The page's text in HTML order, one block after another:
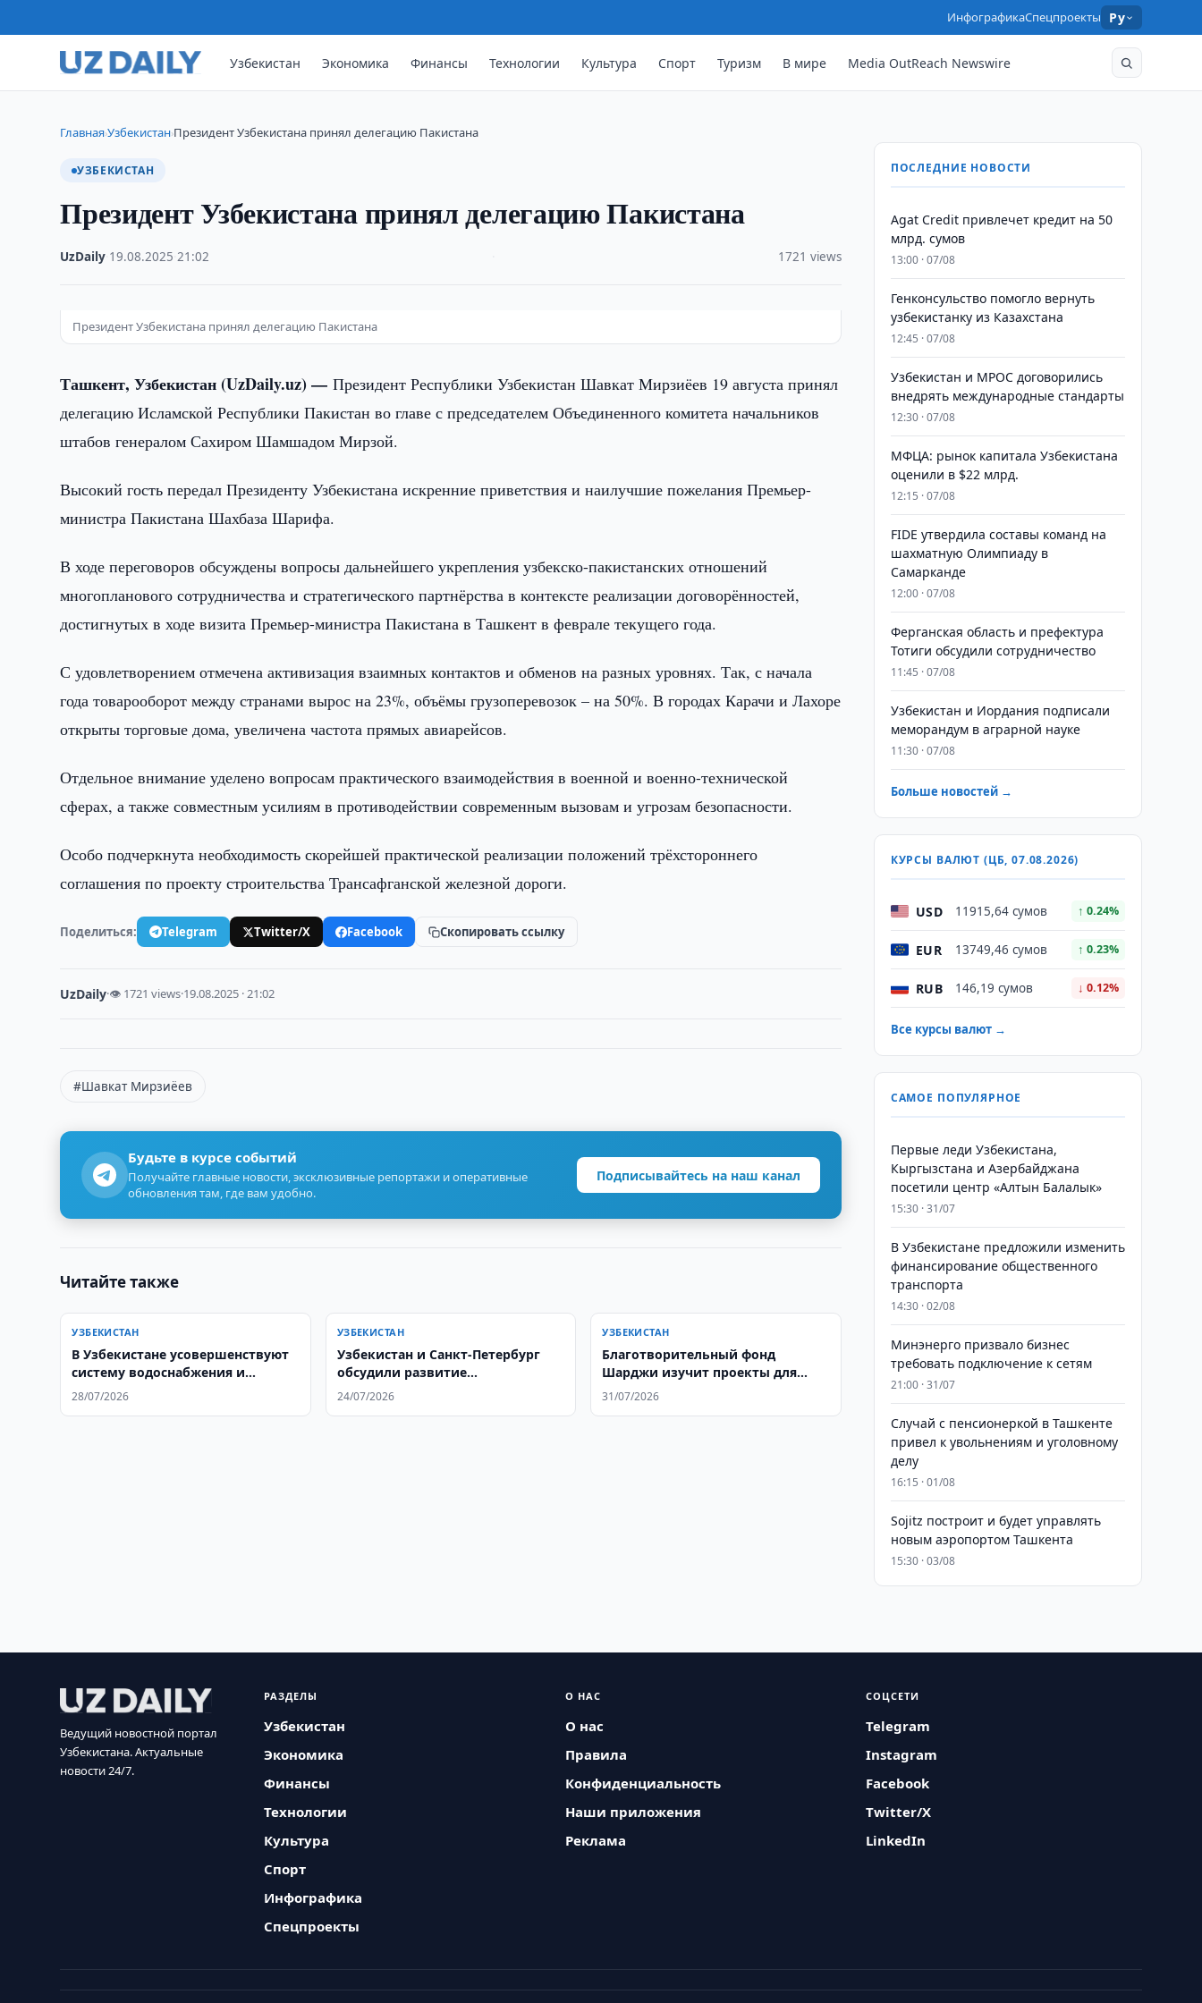
ИнфографикаСпецпроекты Ру
Узбекистан Экономика Финансы Технологии Культура Спорт Туризм В мире Media OutReach Newswire
Главная›Узбекистан›Президент Узбекистана принял делегацию Пакистана
УЗБЕКИСТАН
Президент Узбекистана принял делегацию Пакистана
UzDaily 19.08.2025 ·21:02 1721 views
Президент Узбекистана принял делегацию Пакистана
Ташкент, Узбекистан (UzDaily.uz) —Президент Республики Узбекистан Шавкат Мирзиёев 19 августа принял
делегацию Исламской Республики Пакистан во главе с председателем Объединенного комитета начальников
штабов генералом Сахиром Шамшадом Мирзой.
Высокий гость передал Президенту Узбекистана искренние приветствия и наилучшие пожелания Премьер-
министра Пакистана Шахбаза Шарифа.
В ходе переговоров обсуждены вопросы дальнейшего укрепления узбекско-пакистанских отношений
многопланового сотрудничества и стратегического партнёрства в контексте реализации договорённостей,
достигнутых в ходе визита Премьер-министра Пакистана в Ташкент в феврале текущего года.
С удовлетворением отмечена активизация взаимных контактов и обменов на разных уровнях. Так, с начала
года товарооборот между странами вырос на 23%, объёмы грузоперевозок – на 50%. В городах Карачи и Лахоре
открыты торговые дома, увеличена частота прямых авиарейсов.
Отдельное внимание уделено вопросам практического взаимодействия в военной и военно-технической
сферах, а также совместным усилиям в противодействии современным вызовам и угрозам безопасности.
Особо подчеркнута необходимость скорейшей практической реализации положений трёхстороннего
соглашения по проекту строительства Трансафганской железной дороги.
Поделиться: Telegram Twitter/X Facebook Скопировать ссылку
UzDaily·👁 1721 views·19.08.2025 · 21:02
#Шавкат Мирзиёев
Будьте в курсе событий
Получайте главные новости, эксклюзивные репортажи и оперативные
обновления там, где вам удобно.
Подписывайтесь на наш канал
Читайте также
УЗБЕКИСТАН
В Узбекистане усовершенствуют
систему водоснабжения и
канализации
28/07/2026
УЗБЕКИСТАН
Узбекистан и Санкт-Петербург
обсудили развитие
регионального сотрудничества
24/07/2026
УЗБЕКИСТАН
Благотворительный фонд
Шарджи изучит проекты для
Узбекистана
31/07/2026
ПОСЛЕДНИЕ НОВОСТИ
Agat Credit привлечет кредит на 50
млрд. сумов
13:00 · 07/08
Генконсульство помогло вернуть
узбекистанку из Казахстана
12:45 · 07/08
Узбекистан и MPOC договорились
внедрять международные стандарты
12:30 · 07/08
МФЦА: рынок капитала Узбекистана
оценили в $22 млрд.
12:15 · 07/08
FIDE утвердила составы команд на
шахматную Олимпиаду в
Самарканде
12:00 · 07/08
Ферганская область и префектура
Тотиги обсудили сотрудничество
11:45 · 07/08
Узбекистан и Иордания подписали
меморандум в аграрной науке
11:30 · 07/08
Больше новостей →
КУРСЫ ВАЛЮТ (ЦБ, 07.08.2026)
USD 11915,64 сумов ↑ 0.24%
EUR 13749,46 сумов ↑ 0.23%
RUB 146,19 сумов ↓ 0.12%
Все курсы валют →
САМОЕ ПОПУЛЯРНОЕ
Первые леди Узбекистана,
Кыргызстана и Азербайджана
посетили центр «Алтын Балалык»
15:30 · 31/07
В Узбекистане предложили изменить
финансирование общественного
транспорта
14:30 · 02/08
Минэнерго призвало бизнес
требовать подключение к сетям
21:00 · 31/07
Случай с пенсионеркой в Ташкенте
привел к увольнениям и уголовному
делу
16:15 · 01/08
Sojitz построит и будет управлять
новым аэропортом Ташкента
15:30 · 03/08
Ведущий новостной портал
Узбекистана. Актуальные
новости 24/7.
РАЗДЕЛЫ
Узбекистан
Экономика
Финансы
Технологии
Культура
Спорт
Инфографика
Спецпроекты
О НАС
О нас
Правила
Конфиденциальность
Наши приложения
Реклама
СОЦСЕТИ
Telegram
Instagram
Facebook
Twitter/X
LinkedIn